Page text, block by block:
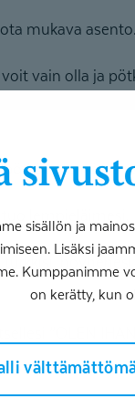
sisällön ja
Lisäksi
Kumppanimme
on kerätty, kun
mukava
vain olla ja
pötköttelemässä
turkkisi,